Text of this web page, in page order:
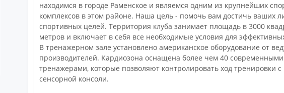
находимся в городе Раменское и являемся одним из крупнейших
комплексов в этом районе. Наша цель - помочь вам достичь ваших
спортивных целей. Территория клуба занимает площадь в 3000
метров и включает в себя все необходимые условия для
В тренажерном зале установлено американское оборудование от
производителей. Кардиозона оснащена более чем 40 современными
тренажерами, которые позволяют контролировать ход тренировки
сенсорной консоли.
Покрывало вафельное
3 061 ₽
Купить